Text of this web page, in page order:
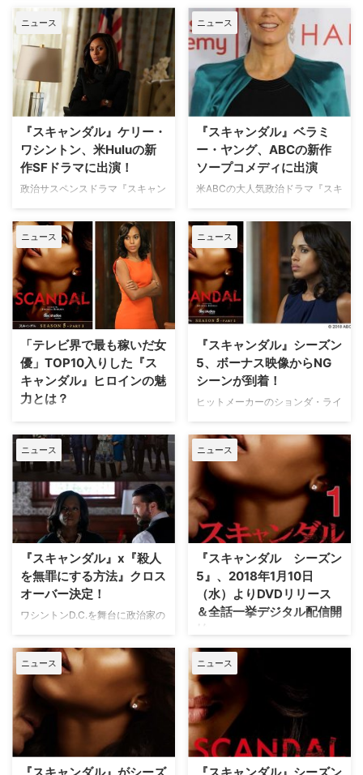
「Watch」の利用者が、全
Facebookユーザーの5パーセン
トであることが明らかとなった。
米Varietyが報じている。 【関連
記事】米顧客満足度指数、Netflix
やAmazonなど動画配信がケーブ
ルTV／衛星放送を上回る
Facebookが発表…
Facebookの動画サービス
「Watch」が、『スキャンダル
託された秘密』に主演したケリ
ー・ワシントンが製作する『Five
Points（原題）』をはじめとす
る、オリジナルシリーズ4本をシ
ーズン2へ更新したことがわかっ
た。米Varietyが報じている。
【関連記事】『The Sinner』ジェ
シカ・ビール、ポッドキ…
ニュース
『スキャンダル』ケリー・
ワシントン、米Huluの新
作SFドラマに出演！
政治サスペンスドラマ『スキャン
クサー、オリヴィア・ポープを演
じたケリー・ワシントンが、米
Huluの新作SFドラマに出演する
ことがわかった。米TV Lineが報
じている。
ニュース
『スキャンダル』ベラミ
ー・ヤング、ABCの新作
ソープコメディに出演
米ABCの大人気政治ドラマ『スキ
領夫人メリー役で知られるベラミ
ー・ヤングが、同局の新作ソープ
ドラマ『False Profits（原題）』
に出演することがわかった。米
TVLineが報じた。 【関連記事】
『スキャンダル』だけじゃない！
2018年に終了する海外ドラマ12
ニュース
「テレビ界で最も稼いだ女
優」TOP10入りした『ス
キャンダル』ヒロインの魅
力とは？
ホワイトハウスを舞台に繰り広げ
られる禁断のラブ・サスペンス
『スキャンダル』。すでにシーズ
ン5のDVDレンタルやDVD Part1
の発売、全話デジタル配信が開始
されているが、本日1月24日
（水）にはシーズン最終話を含む
DVD第2弾レンタルが開始するほ
か、DVD Part2、Part3が発売さ
れる。そんな本作の主役オリヴ
ィ…
ニュース
『スキャンダル』シーズン
5、ボーナス映像からNG
シーンが到着！
ヒットメーカーのションダ・ライ
ントン主演のホワイトハウスを舞
台に繰り広げられる禁断のラブ・
サスペンス『スキャンダル』。待
望のシーズン5のDVDが好評レン
タル＆発売中！ 全話一挙デジタ
ル配信中だが、それを記念し、
DVD Part3に収録のボーナス映像
た。 【関連…
ニュース
『スキャンダル』x『殺人
を無罪にする方法』クロス
オーバー決定！
ワシントンD.C.を舞台に政治家の
団の活躍がスリリングに描かれる
『スキャンダル 託された秘密』
と、どんな手を使ってでも依頼人
を無罪放免に導く敏腕弁護士を取
り巻くサスペンス『殺人を無罪に
する方法』がクロスオーバーする
ことが明らかになった。米TV
Lineなどが報じている。 【関連
ニュース
『スキャンダル シーズン
5』、2018年1月10日
（水）よりDVDリリース
＆全話一挙デジタル配信開
始
『グレイズ・アナトミー』、『殺
人を無罪にする方法』などを生み
出した名プロデューサーのション
ダ・ライムズが製作総指揮、"フ
ァッション・アイコン"として注
目を集め続けているケリー・ワシ
ントン主演、ホワイトハウスを舞
台に繰り広げられる禁断のラブ・
ニュース
『スキャンダル』がシーズ
ニュース
『スキャンダル』シーズン